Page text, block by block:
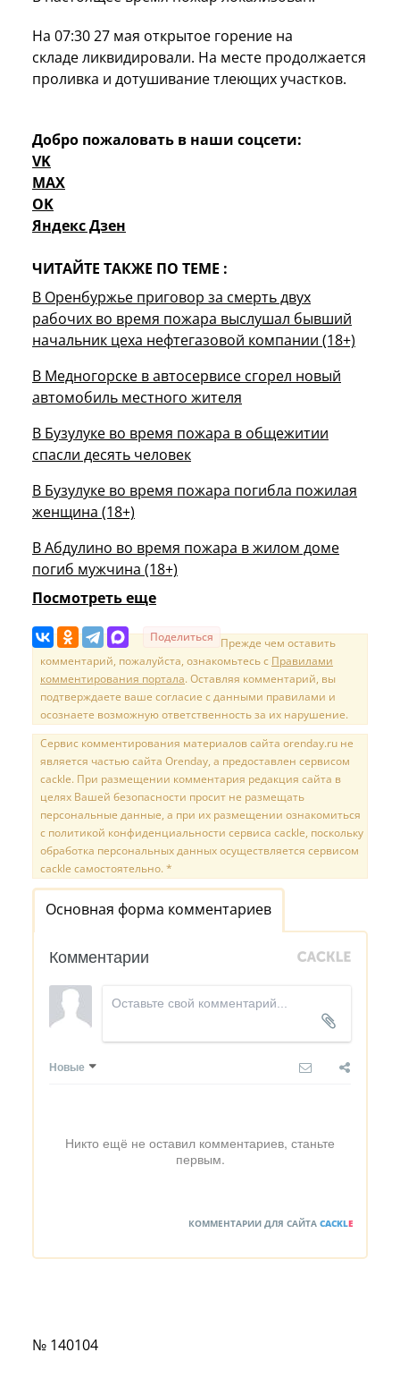
На 07:30 27 мая открытое горение на
складе ликвидировали. На месте продолжается
проливка и дотушивание тлеющих участков.
Добро пожаловать в наши соцсети:
VK
MAX
OK
Яндекс Дзен
ЧИТАЙТЕ ТАКЖЕ ПО ТЕМЕ :
В Оренбуржье приговор за смерть двух
рабочих во время пожара выслушал бывший
начальник цеха нефтегазовой компании (18+)
В Медногорске в автосервисе сгорел новый
автомобиль местного жителя
В Бузулуке во время пожара в общежитии
спасли десять человек
В Бузулуке во время пожара погибла пожилая
женщина (18+)
В Абдулино во время пожара в жилом доме
погиб мужчина (18+)
Посмотреть еще
Поделиться Прежде чем оставить
комментарий, пожалуйста, ознакомьтесь с Правилами
комментирования портала. Оставляя комментарий, вы
подтверждаете ваше согласие с данными правилами и
осознаете возможную ответственность за их нарушение.
Сервис комментирования материалов сайта orenday.ru не
является частью сайта Orenday, а предоставлен сервисом
cackle. При размещении комментария редакция сайта в
целях Вашей безопасности просит не размещать
персональные данные, а при их размещении ознакомиться
с политикой конфиденциальности сервиса cackle, поскольку
обработка персональных данных осуществляется сервисом
cackle самостоятельно. *
Основная форма комментариев
Комментарии
Новые
Никто ещё не оставил комментариев, станьте
первым.
КОММЕНТАРИИ ДЛЯ САЙТА CACKLE
№ 140104